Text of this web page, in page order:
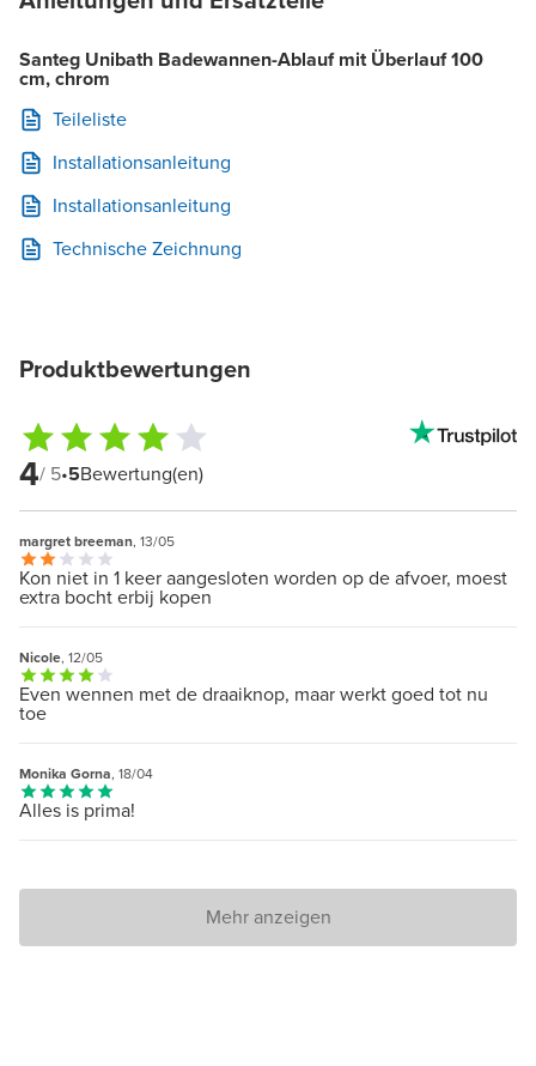
Santeg Unibath Badewannen-Ablauf mit Überlauf 100
cm, chrom
Teileliste
Installationsanleitung
Installationsanleitung
Technische Zeichnung
Produktbewertungen
4/ 5•5Bewertung(en)
margret breeman, 13/05
Kon niet in 1 keer aangesloten worden op de afvoer, moest
extra bocht erbij kopen
Nicole, 12/05
Even wennen met de draaiknop, maar werkt goed tot nu
toe
Monika Gorna, 18/04
Alles is prima!
Mehr anzeigen